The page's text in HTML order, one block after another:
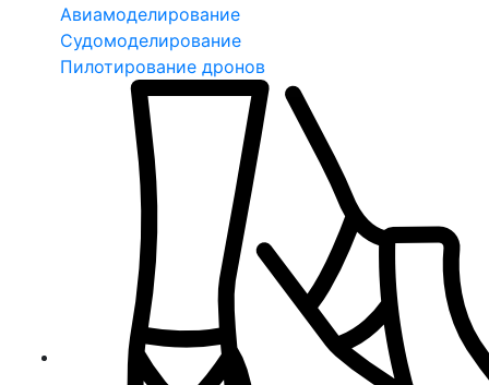
Авиамоделирование
Судомоделирование
Пилотирование дронов